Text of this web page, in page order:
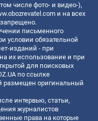
числе фото- и видео-),
и на всех
письменного
условии обязательной
изданий - при
их использование и при
для поисковых
по ссылке
размещен оригинальный
интервью, статьи,
журналистов
права на которые